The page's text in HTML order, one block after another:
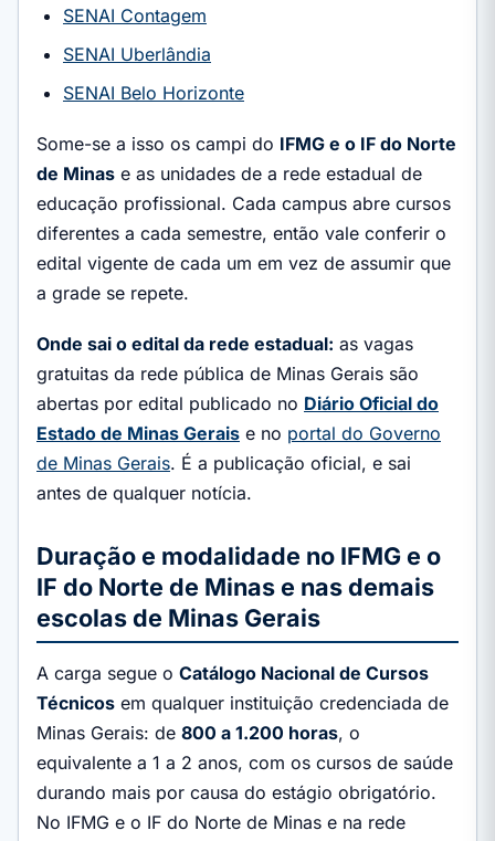
SENAI Contagem
SENAI Uberlândia
SENAI Belo Horizonte
Some-se a isso os campi do IFMG e o IF do Norte
de Minas e as unidades de a rede estadual de
educação profissional. Cada campus abre cursos
diferentes a cada semestre, então vale conferir o
edital vigente de cada um em vez de assumir que
a grade se repete.
Onde sai o edital da rede estadual: as vagas
gratuitas da rede pública de Minas Gerais são
abertas por edital publicado no Diário Oficial do
Estado de Minas Gerais e no portal do Governo
de Minas Gerais. É a publicação oficial, e sai
antes de qualquer notícia.
Duração e modalidade no IFMG e o
IF do Norte de Minas e nas demais
escolas de Minas Gerais
A carga segue o Catálogo Nacional de Cursos
Técnicos em qualquer instituição credenciada de
Minas Gerais: de 800 a 1.200 horas, o
equivalente a 1 a 2 anos, com os cursos de saúde
durando mais por causa do estágio obrigatório.
No IFMG e o IF do Norte de Minas e na rede